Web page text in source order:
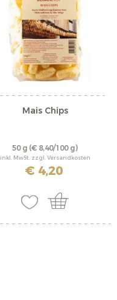
Mais Chips
50 g (€ 8,40/100 g)
inkl. MwSt. zzgl. Versandkosten
€ 4,20